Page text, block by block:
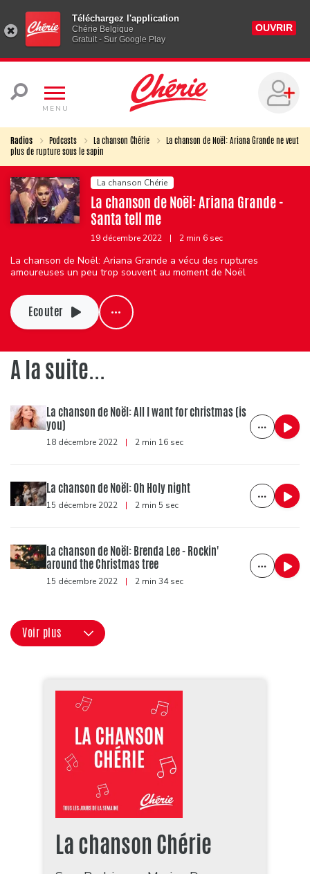
Téléchargez l'application
Chérie Belgique
Gratuit - Sur Google Play
OUVRIR
MENU
Radios Podcasts La chanson Chérie
La chanson de Noël: Ariana Grande ne veut
plus de rupture sous le sapin
La chanson Chérie
La chanson de Noël: Ariana Grande -
Santa tell me
19 décembre 2022 | 2 min 6 sec
La chanson de Noël: Ariana Grande a vécu des ruptures
amoureuses un peu trop souvent au moment de Noël
Ecouter
A la suite...
La chanson de Noël: All I want for christmas (is
you)
18 décembre 2022 | 2 min 16 sec
La chanson de Noël: Oh Holy night
15 décembre 2022 | 2 min 5 sec
La chanson de Noël: Brenda Lee - Rockin'
around the Christmas tree
15 décembre 2022 | 2 min 34 sec
Voir plus
La chanson Chérie